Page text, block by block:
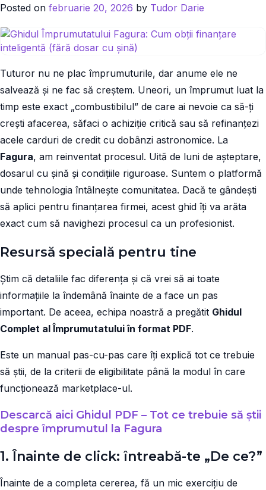
în
Te
ajută
Director
AI
Posted on februarie 20, 2026 by Tudor Darie
Tuturor nu ne plac împrumuturile, dar anume ele ne
salvează și ne fac să creștem. Uneori, un împrumut luat la
timp este exact „combustibilul” de care ai nevoie ca să-ți
crești afacerea, săfaci o achiziție critică sau să refinanțezi
acele carduri de credit cu dobânzi astronomice. La
Fagura, am reinventat procesul. Uită de luni de așteptare,
dosarul cu șină și condițiile riguroase. Suntem o platformă
unde tehnologia întâlnește comunitatea. Dacă te gândești
să aplici pentru finanțarea firmei, acest ghid îți va arăta
exact cum să navighezi procesul ca un profesionist.
Resursă specială pentru tine
Știm că detaliile fac diferența și că vrei să ai toate
informațiile la îndemână înainte de a face un pas
important. De aceea, echipa noastră a pregătit Ghidul
Complet al Împrumutatului în format PDF.
Este un manual pas-cu-pas care îți explică tot ce trebuie
să știi, de la criterii de eligibilitate până la modul în care
funcționează marketplace-ul.
Descarcă aici Ghidul PDF – Tot ce trebuie să știi
despre împrumutul la Fagura
1. Înainte de click: întreabă-te „De ce?”
Înainte de a completa cererea, fă un mic exercițiu de